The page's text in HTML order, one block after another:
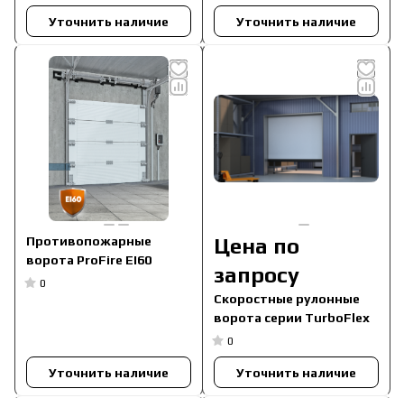
Уточнить наличие Уточнить наличие
Противопожарные
ворота ProFire EI60
0
Уточнить наличие
Цена по
запросу
Скоростные рулонные
ворота серии TurboFlex
0
Уточнить наличие